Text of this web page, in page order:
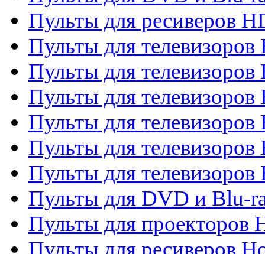
Пульты для ресиверов
Пульты для
Пульты для телевизоров
Пульты для телевизоров
Пульты для телевизоров
Пульты для телевизоров
Пульты для телевизоров
Пульты для DVD и Blu-
Пульты для проекторов
Пульты для ресиверов